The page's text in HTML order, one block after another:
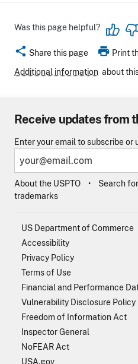
Was this page helpful?
share Share this page print Print
Additional information about
Receive updates from
Enter your email to subscribe
About the USPTO Search
trademarks
US Department of Commerce
Accessibility
Privacy Policy
Terms of Use
Financial and Performance
Vulnerability Disclosure Policy
Freedom of Information Act
Inspector General
NoFEAR Act
USA.gov